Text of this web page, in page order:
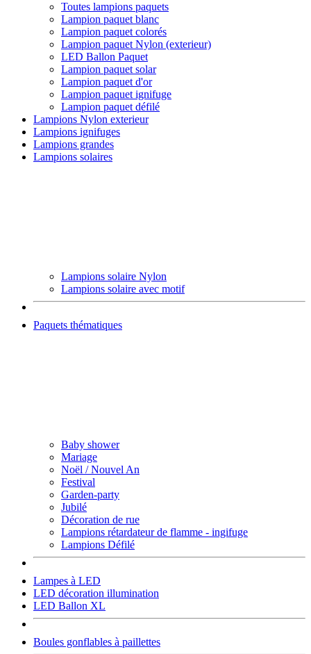
Toutes lampions paquets
Lampion paquet blanc
Lampion paquet colorés
Lampion paquet Nylon (exterieur)
LED Ballon Paquet
Lampion paquet solar
Lampion paquet d'or
Lampion paquet ignifuge
Lampion paquet défilé
Lampions Nylon exterieur
Lampions ignifuges
Lampions grandes
Lampions solaires
Lampions solaire Nylon
Lampions solaire avec motif
Paquets thématiques
Baby shower
Mariage
Noël / Nouvel An
Festival
Garden-party
Jubilé
Décoration de rue
Lampions rétardateur de flamme - ingifuge
Lampions Défilé
Lampes à LED
LED décoration illumination
LED Ballon XL
Boules gonflables à paillettes